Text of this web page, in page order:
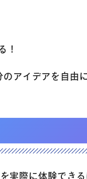
団
！
アイデアを自由
際に体験できる